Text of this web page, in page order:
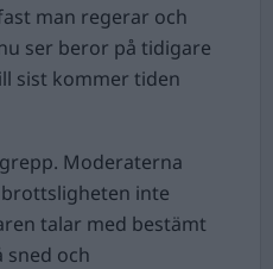
man regerar och
ser beror på tidigare
sist kommer tiden
Moderaterna
inte
talar med bestämt
sned och